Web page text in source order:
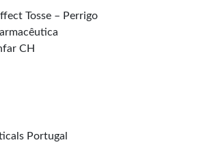
Tosse – Perrigo
CH
Portugal